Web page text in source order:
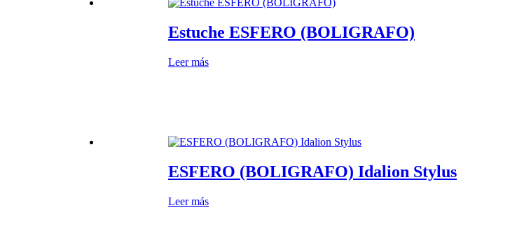
Estuche ESFERO (BOLIGRAFO)
Leer más
ESFERO (BOLIGRAFO) Idalion Stylus
Leer más